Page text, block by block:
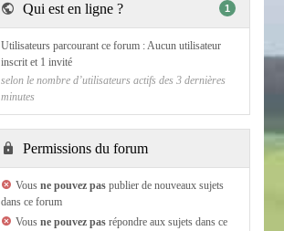
Qui est en ligne ? 1
Utilisateurs parcourant ce forum : Aucun utilisateur
inscrit et 1 invité
selon le nombre d’utilisateurs actifs des 3 dernières
minutes
Permissions du forum
Vous ne pouvez pas publier de nouveaux sujets
dans ce forum
Vous ne pouvez pas répondre aux sujets dans ce